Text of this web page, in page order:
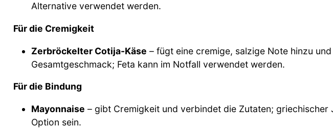
Alternative verwendet werden.
Für die Cremigkeit
Zerbröckelter Cotija-Käse – fügt eine cremige, salzige Note hinzu
Gesamtgeschmack; Feta kann im Notfall verwendet werden.
Für die Bindung
Mayonnaise – gibt Cremigkeit und verbindet die Zutaten;
Option sein.